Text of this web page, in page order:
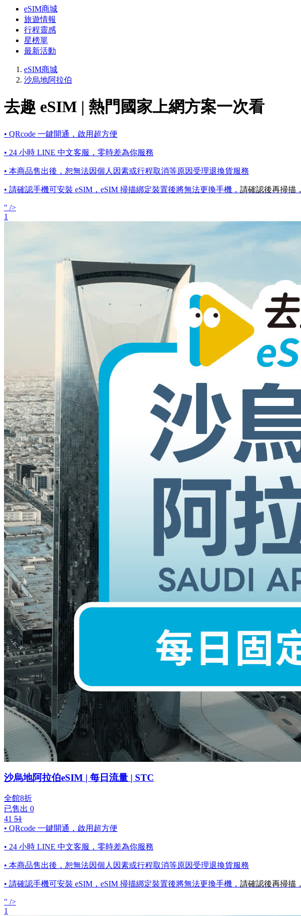
eSIM商城
旅遊情報
行程靈感
星榜單
最新活動
eSIM商城
沙烏地阿拉伯
去趣 eSIM | 熱門國家上網方案一次看
• QRcode 一鍵開通，啟用超方便
• 24 小時 LINE 中文客服，零時差為你服務
• 本商品售出後，恕無法因個人因素或行程取消等原因受理退換貨服務
• 請確認手機可安裝 eSIM，eSIM 掃描綁定裝置後將無法更換手機， 請確認後再掃描，
" />
1
沙烏地阿拉伯eSIM | 每日流量 | STC
全館8折
已售出 0
41 51
• QRcode 一鍵開通，啟用超方便
• 24 小時 LINE 中文客服，零時差為你服務
• 本商品售出後，恕無法因個人因素或行程取消等原因受理退換貨服務
• 請確認手機可安裝 eSIM，eSIM 掃描綁定裝置後將無法更換手機， 請確認後再掃描，
" />
1